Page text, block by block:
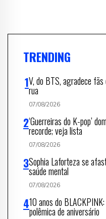
TRENDING
V, do BTS, agradece
rua
07/08/2026
‘Guerreiras do K-pop’
recorde; veja lista
07/08/2026
Sophia Laforteza se
saúde mental
07/08/2026
10 anos do
polêmica de aniversário